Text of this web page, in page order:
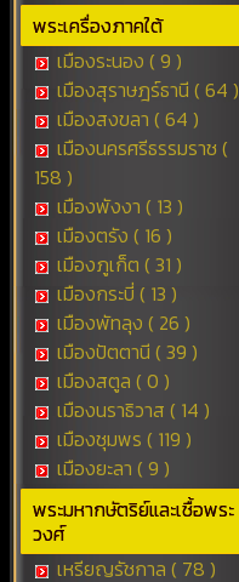
พระเครื่องภาคใต้
เมืองระนอง ( 9 )
เมืองสุราษฎร์ธานี ( 64 )
เมืองสงขลา ( 64 )
เมืองนครศรีธรรมราช (
158 )
เมืองพังงา ( 13 )
เมืองตรัง ( 16 )
เมืองภูเก็ต ( 31 )
เมืองกระบี่ ( 13 )
เมืองพัทลุง ( 26 )
เมืองปัตตานี ( 39 )
เมืองสตูล ( 0 )
เมืองนราธิวาส ( 14 )
เมืองชุมพร ( 119 )
เมืองยะลา ( 9 )
พระมหากษัตริย์และเชื้อพระ
วงศ์
เหรียญรัชกาล ( 78 )